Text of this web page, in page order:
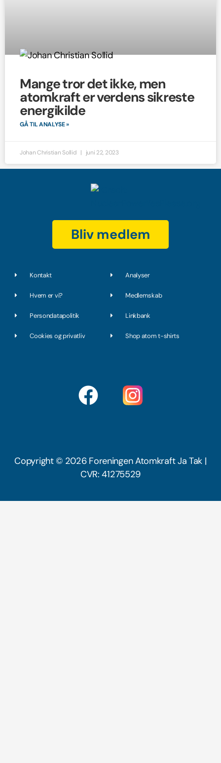
Mange tror det ikke, men
atomkraft er verdens sikreste
energikilde
GÅ TIL ANALYSE »
Johan Christian Sollid juni 22, 2023
Bliv medlem
Kontakt
Hvem er vi?
Persondatapolitik
Cookies og privatliv
Analyser
Medlemskab
Linkbank
Shop atom t-shirts
F
a
b
o
o
Copyright © 2026 Foreningen Atomkraft Ja Tak |
CVR: 41275529